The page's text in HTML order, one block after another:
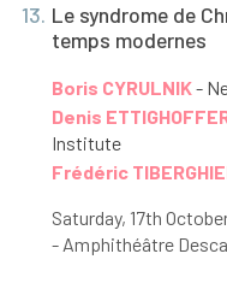
13. Le syndrome de
temps modernes
Boris CYRULNIK-
Denis
Institute
Frédéric
Saturday, 17th
- Amphithéâtre